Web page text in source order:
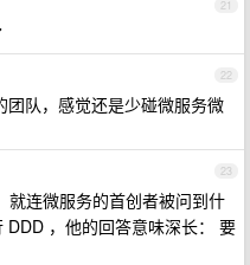
21
22
队，感觉还是少碰微服务微
23
就连微服务的首创者被问到什
，他的回答意味深长： 要